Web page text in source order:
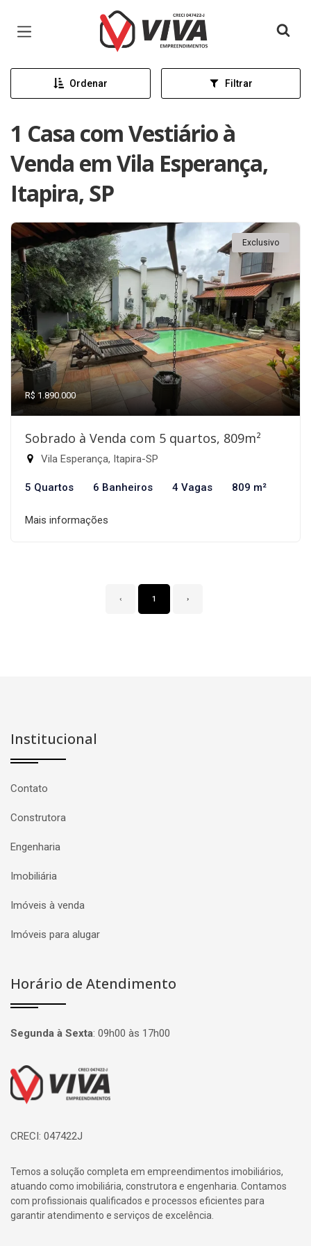
Página inicial
Ordenar Filtrar
1 Casa com Vestiário à
Venda em Vila Esperança,
Itapira, SP
Exclusivo
R$ 1.890.000
Sobrado à Venda com 5 quartos, 809m²
Vila Esperança, Itapira-SP
5 Quartos 6 Banheiros 4 Vagas 809 m²
Mais informações
‹ 1 ›
Institucional
Contato
Construtora
Engenharia
Imobiliária
Imóveis à venda
Imóveis para alugar
Horário de Atendimento
Segunda à Sexta: 09h00 às 17h00
Página inicial
CRECI: 047422J
Temos a solução completa em empreendimentos imobiliários,
atuando como imobiliária, construtora e engenharia. Contamos
com profissionais qualificados e processos eficientes para
garantir atendimento e serviços de excelência.